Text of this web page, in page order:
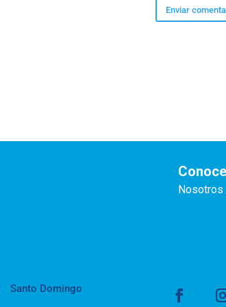
Nosotros
Santo Domingo